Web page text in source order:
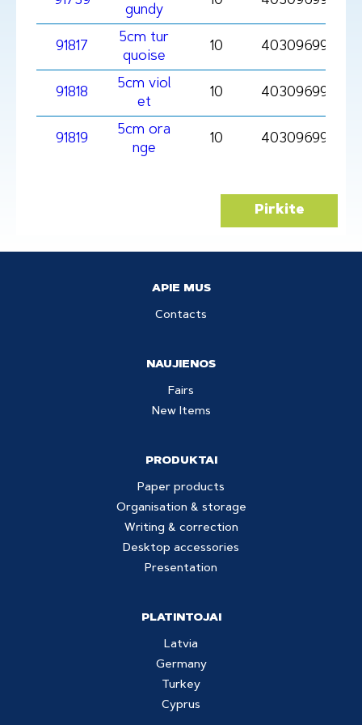
gundy
91817
5cm tur
quoise
10 4030969918173
91818
5cm viol
et
10 4030969918180
91819
5cm ora
nge
10 4030969918197
Pirkite
APIE MUS
Contacts
NAUJIENOS
Fairs
New Items
PRODUKTAI
Paper products
Organisation & storage
Writing & correction
Desktop accessories
Presentation
PLATINTOJAI
Latvia
Germany
Turkey
Cyprus